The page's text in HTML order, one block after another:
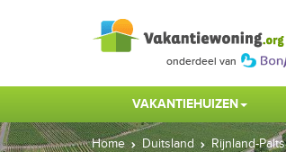
VAKANTIEHUIZEN
Home Duitsland Rijnland-Palts